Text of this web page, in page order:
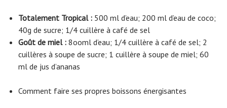
Totalement Tropical : 500 ml d’eau; 200 ml d’eau de coco;
40g de sucre; 1/4 cuillère à café de sel
Goût de miel : 8ooml d’eau; 1/4 cuillère à café de sel; 2
cuillères à soupe de sucre; 1 cuillère à soupe de miel; 60
ml de jus d’ananas
Comment faire ses propres boissons énergisantes